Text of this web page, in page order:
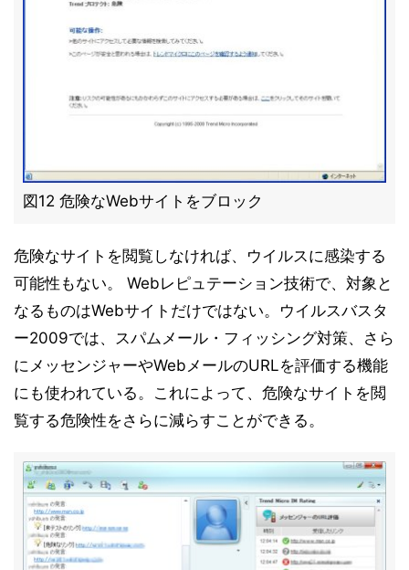
図12 危険なWebサイトをブロック
危険なサイトを閲覧しなければ、ウイルスに感染する
可能性もない。 Webレピュテーション技術で、対象と
なるものはWebサイトだけではない。ウイルスバスタ
ー2009では、スパムメール・フィッシング対策、さら
にメッセンジャーやWebメールのURLを評価する機能
にも使われている。これによって、危険なサイトを閲
覧する危険性をさらに減らすことができる。